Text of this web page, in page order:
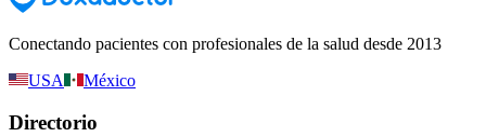
Conectando pacientes con profesionales de la salud desde 2013
USA
México
Directorio